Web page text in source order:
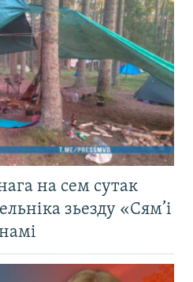
на сем сутак
зьезду «Сям’і